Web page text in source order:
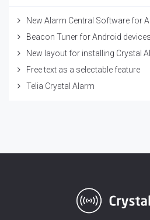
New Alarm Central Software for
Beacon Tuner for Android devices
New layout for installing Crystal
Free text as a selectable feature
Telia Crystal Alarm